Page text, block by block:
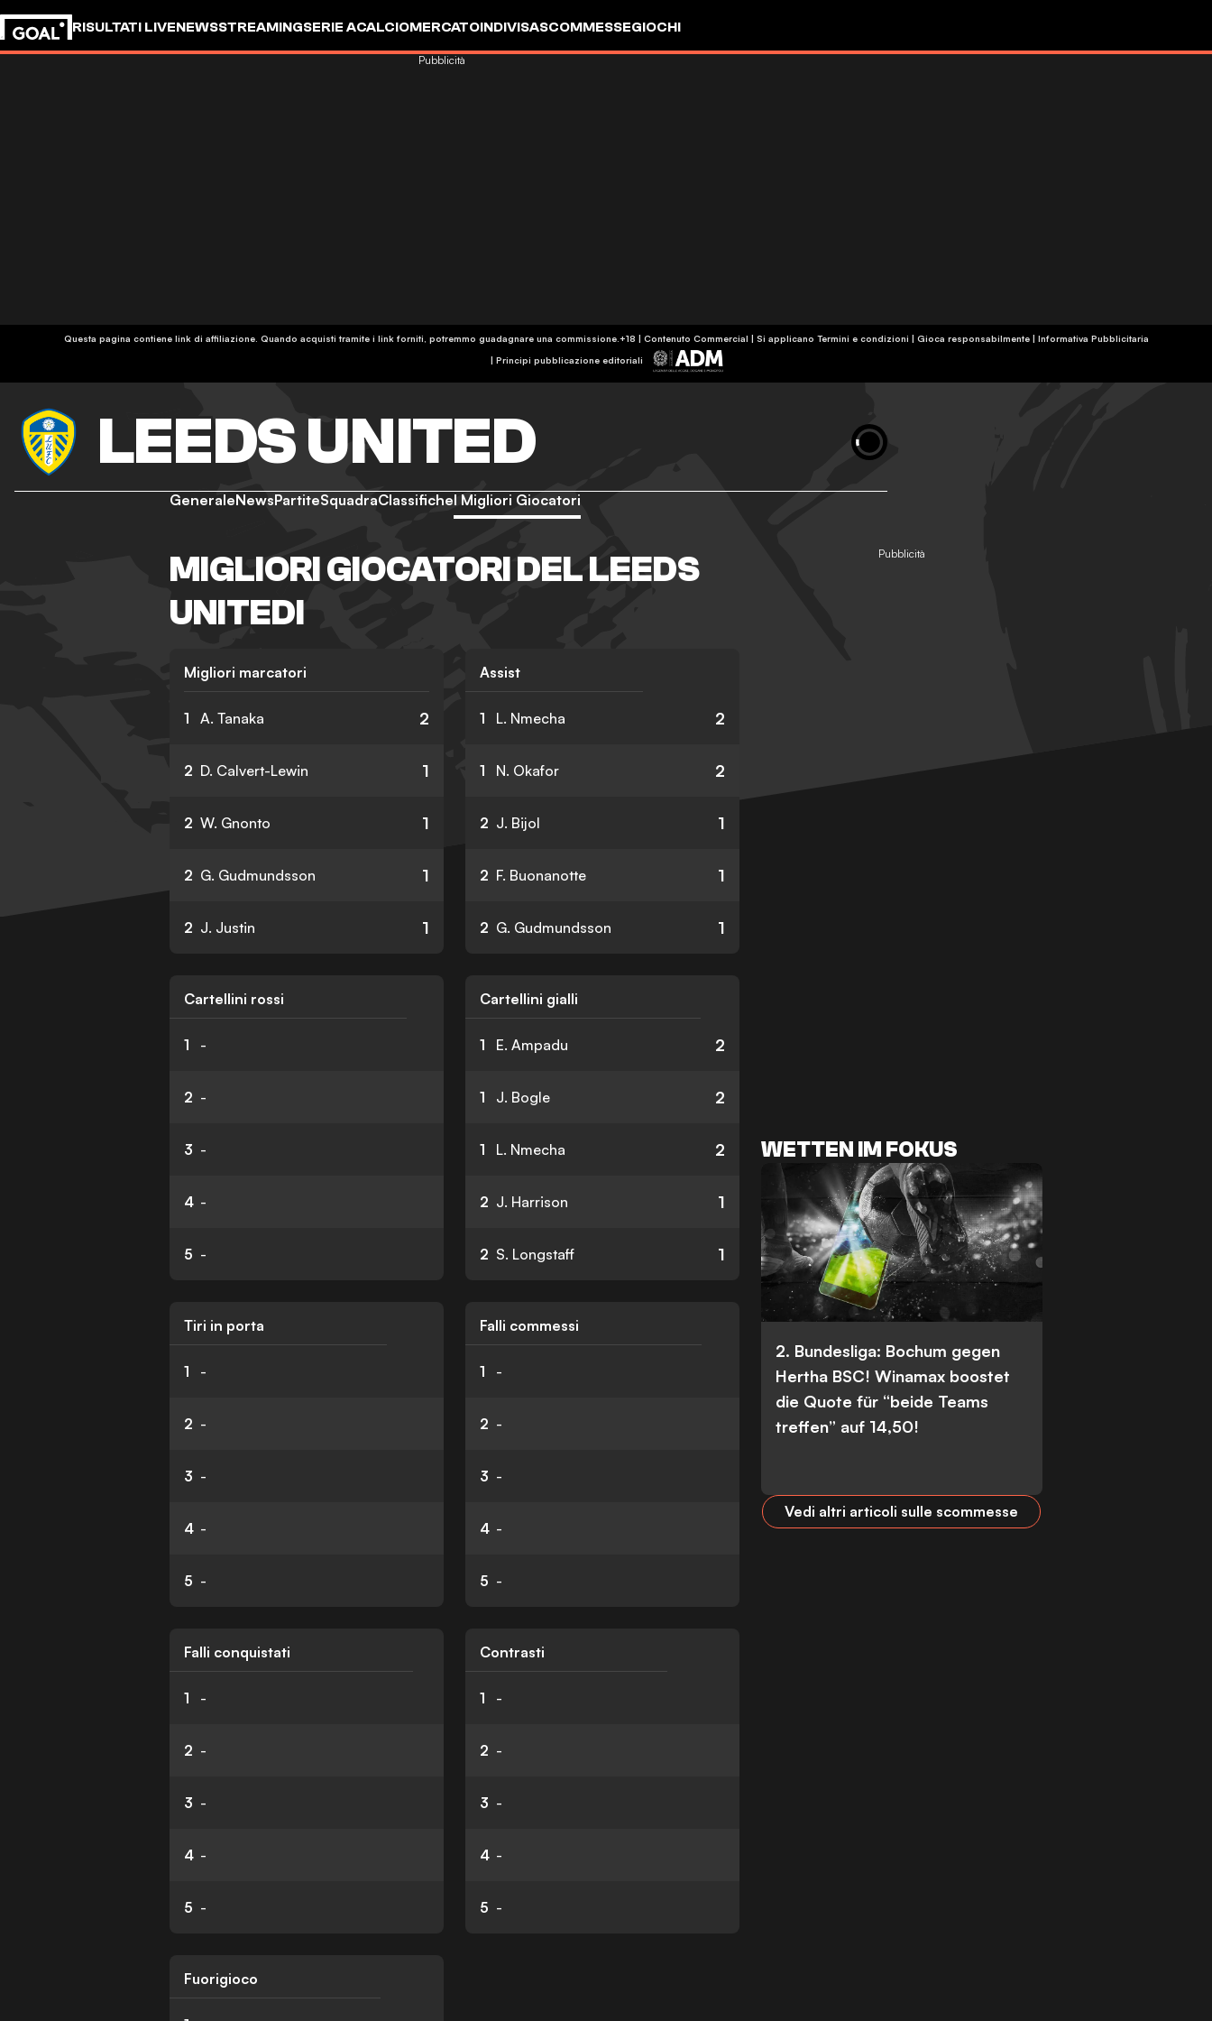
RISULTATI LIVENEWSSTREAMINGSERIE ACALCIOMERCATOINDIVISASCOMMESSEGIOCHI
Questa pagina contiene link di affiliazione. Quando acquisti tramite i link forniti, potremmo guadagnare una commissione. +18 | Contenuto Commercial | Si applicano Termini e condizioni | Gioca responsabilmente| Informativa Pubblicitaria
| Principi pubblicazione editoriali
Pubblicità
LEEDS UNITED
GeneraleNewsPartiteSquadraClassificheI Migliori Giocatori
MIGLIORI GIOCATORI DEL LEEDS
UNITEDI
Migliori marcatori
1 A. Tanaka 2
2 D. Calvert-Lewin 1
2 W. Gnonto 1
2 G. Gudmundsson 1
2 J. Justin 1
Assist
1 L. Nmecha 2
1 N. Okafor 2
2 J. Bijol 1
2 F. Buonanotte 1
2 G. Gudmundsson 1
Cartellini rossi
1 -
2 -
3 -
4 -
5 -
Cartellini gialli
1 E. Ampadu 2
1 J. Bogle 2
1 L. Nmecha 2
2 J. Harrison 1
2 S. Longstaff 1
Tiri in porta
1 -
2 -
3 -
4 -
5 -
Falli commessi
1 -
2 -
3 -
4 -
5 -
Falli conquistati
1 -
2 -
3 -
4 -
5 -
Contrasti
1 -
2 -
3 -
4 -
5 -
Fuorigioco
Pubblicità
WETTEN IM FOKUS
2. Bundesliga: Bochum gegen
Hertha BSC! Winamax boostet
die Quote für “beide Teams
treffen” auf 14,50!
Vedi altri articoli sulle scommesse